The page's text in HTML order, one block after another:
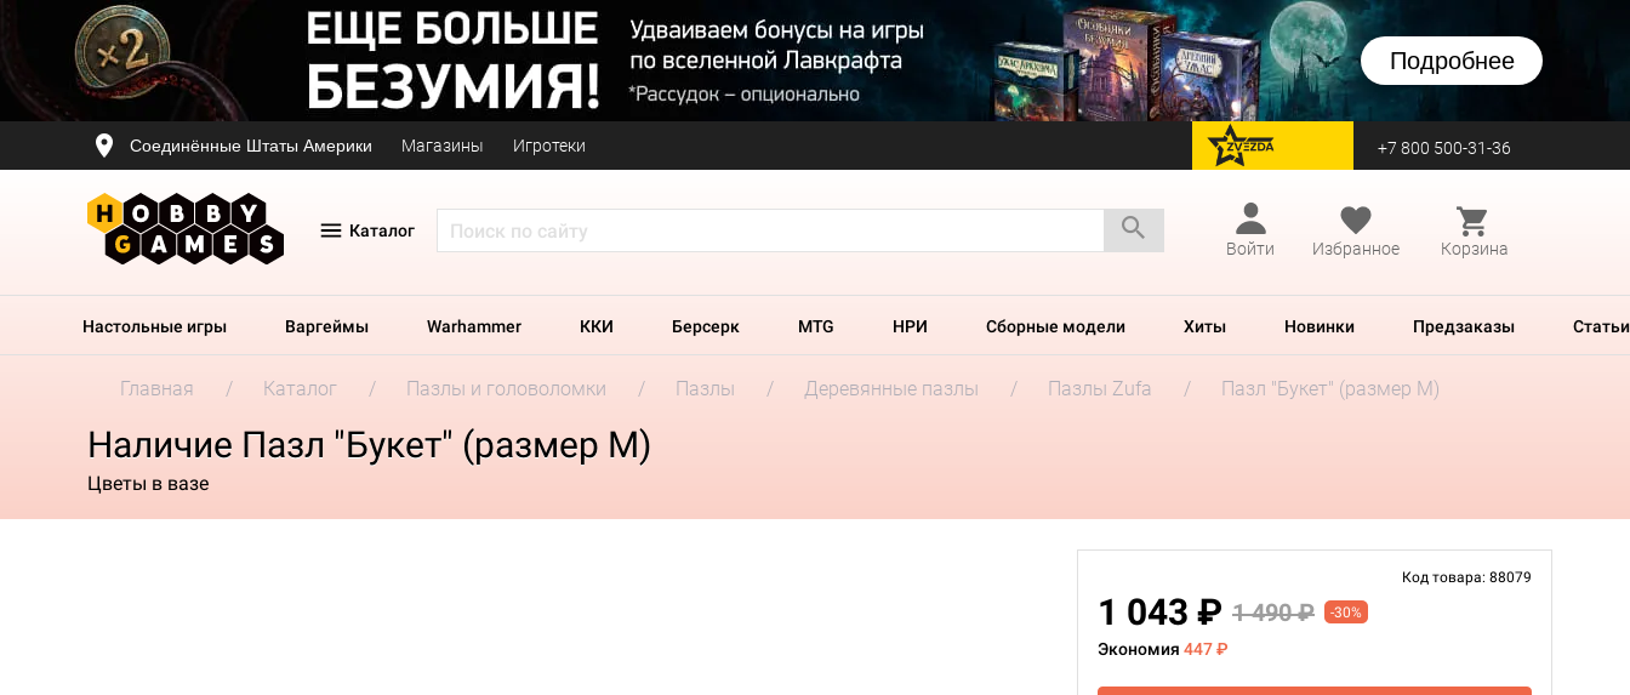
Подробнее
Соединённые Штаты Америки Магазины Игротеки перейти на Zvezda +7 800 500-31-36
Каталог
Войти
Избранное Корзина
Настольные игры Варгеймы Warhammer ККИ Берсерк MTG НРИ Сборные модели Хиты Новинки Предзаказы Статьи
Главная Каталог Пазлы и головоломки Пазлы Деревянные пазлы Пазлы Zufa Пазл "Букет" (размер М)
Наличие Пазл "Букет" (размер М)
Цветы в вазе
Код товара: 88079
1 043 ₽ 1 490 ₽ -30%
Экономия 447 ₽